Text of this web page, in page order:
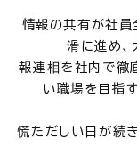
情報の共有が社員
滑に進め、
報連相を社内で徹
い職場を目指
慌ただしい日が続